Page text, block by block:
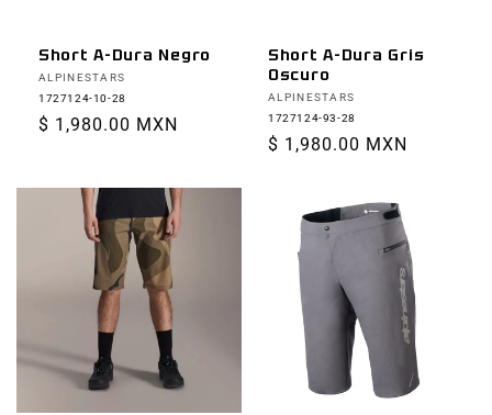
Short A-Dura Negro
Proveedor:
ALPINESTARS
1727124-10-28
Precio
$ 1,980.00 MXN
Short A-Dura Gris
Oscuro
Proveedor:
ALPINESTARS
1727124-93-28
Precio
$ 1,980.00 MXN